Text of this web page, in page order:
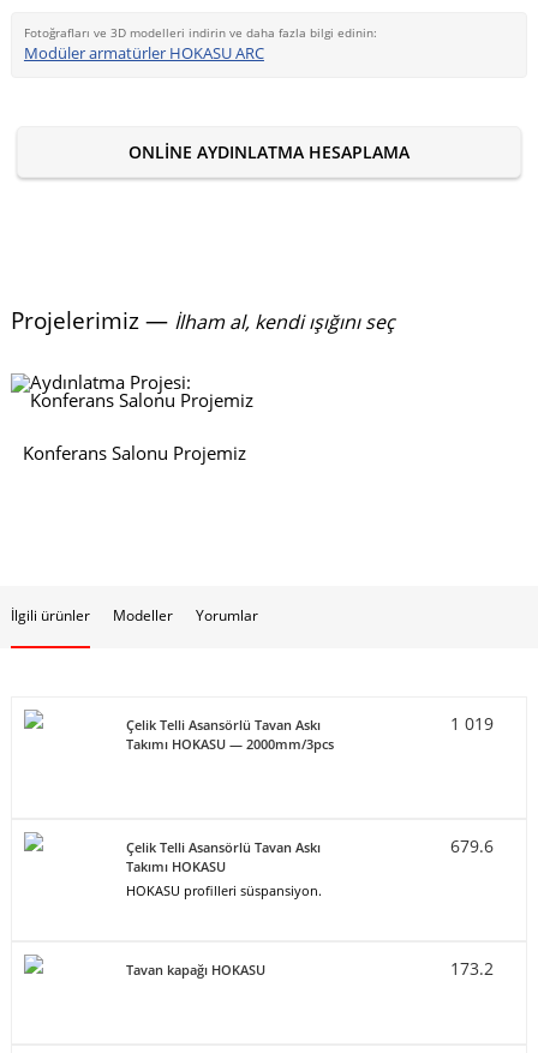
Fotoğrafları ve 3D modelleri indirin ve daha fazla bilgi edinin:
Modüler armatürler HOKASU ARC
ONLINE AYDINLATMA HESAPLAMA
Projelerimiz — İlham al, kendi ışığını seç
Konferans Salonu Projemiz
İlgili ürünler Modeller Yorumlar
Çelik Telli Asansörlü Tavan Askı
Takımı HOKASU — 2000mm/3pcs
1 019
Çelik Telli Asansörlü Tavan Askı
Takımı HOKASU
HOKASU profilleri süspansiyon.
679.6
Tavan kapağı HOKASU 173.2